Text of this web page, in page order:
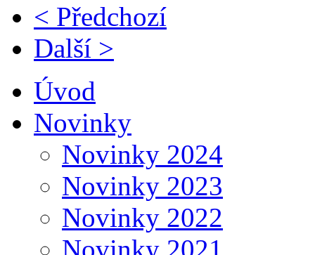
< Předchozí
Další >
Úvod
Novinky
Novinky 2024
Novinky 2023
Novinky 2022
Novinky 2021